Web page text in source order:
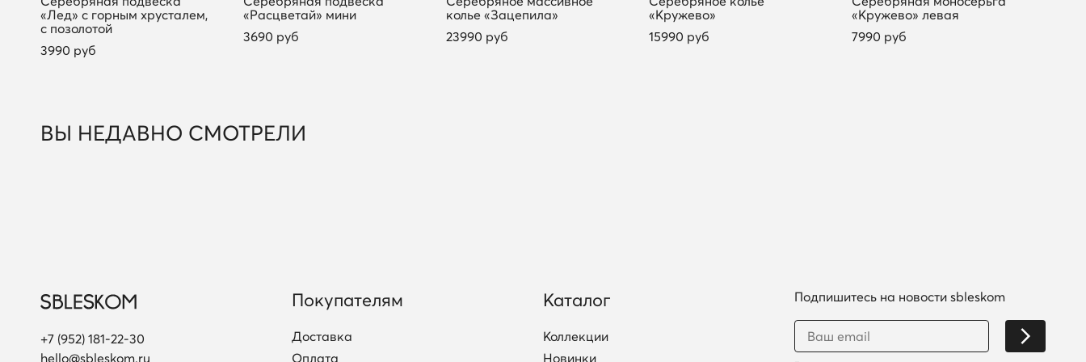
«Лед» с горным хрусталем,
с позолотой
3990 руб
«Расцветай» мини
3690 руб
колье «Зацепила»
23990 руб
«Кружево»
15990 руб
«Кружево» левая
7990 руб
ВЫ НЕДАВНО СМОТРЕЛИ
+7 (952) 181-22-30
hello@sbleskom.ru
Покупателям
Доставка
Оплата
Каталог
Коллекции
Новинки
Подпишитесь на новости sbleskom